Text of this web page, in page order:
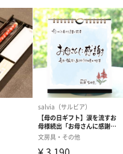
グリーティング）
々なシーンのメッセージカ
一部変更する場合がありま